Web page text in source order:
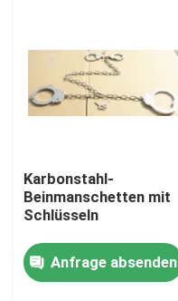
Zu Hause
Karbonstahl-
Beinmanschetten mit
Schlüsseln
Anfrage absenden